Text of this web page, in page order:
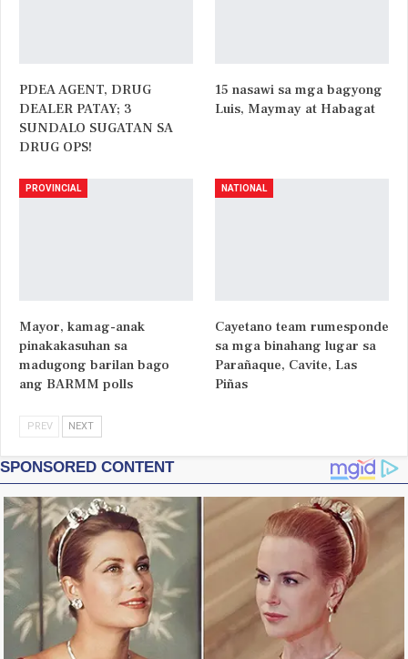
PDEA AGENT, DRUG
DEALER PATAY; 3
SUNDALO SUGATAN SA
DRUG OPS!
15 nasawi sa mga bagyong
Luis, Maymay at Habagat
PROVINCIAL
Mayor, kamag-anak
pinakakasuhan sa
madugong barilan bago
ang BARMM polls
NATIONAL
Cayetano team rumesponde
sa mga binahang lugar sa
Parañaque, Cavite, Las
Piñas
PREV NEXT